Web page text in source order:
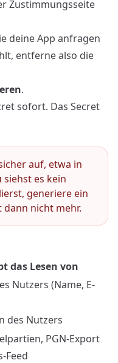
Zustimmungsseite
deine App anfragen
entferne also die
.
sofort. Das Secret
auf, etwa in
siehst es kein
generiere ein
nicht mehr.
das Lesen von
Nutzers (Name, E-
des Nutzers
PGN-Export
Feed